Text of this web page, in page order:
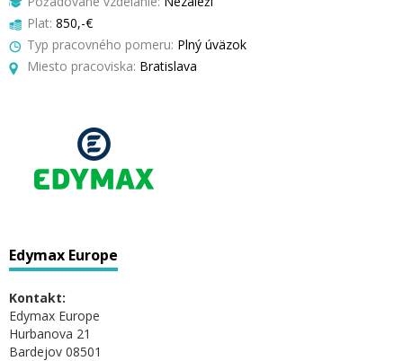
Plat: 850,-€
Typ pracovného pomeru: Plný úväzok
Miesto pracoviska: Bratislava
Edymax Europe
Kontakt:
Edymax Europe
Hurbanova 21
Bardejov 08501